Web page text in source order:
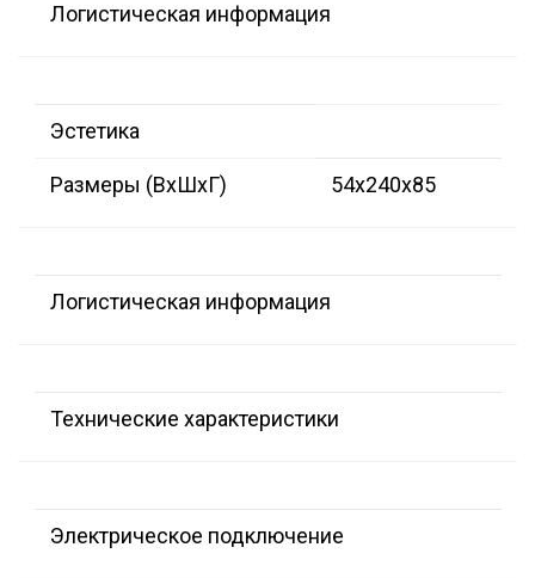
Логистическая информация
Эстетика
Размеры (ВxШxГ) 54x240x85
Логистическая информация
Технические характеристики
Электрическое подключение